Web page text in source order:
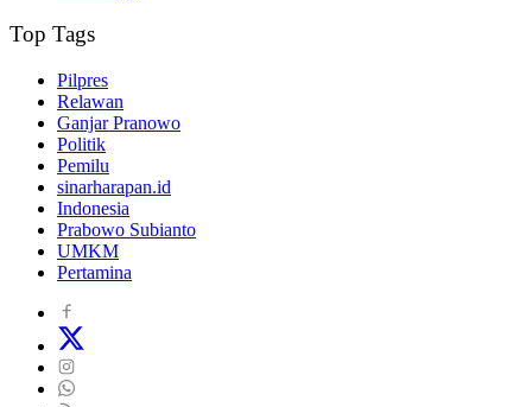
Top Tags
Pilpres
Relawan
Ganjar Pranowo
Politik
Pemilu
sinarharapan.id
Indonesia
Prabowo Subianto
UMKM
Pertamina